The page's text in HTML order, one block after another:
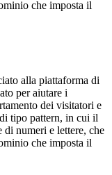
che imposta il
alla piattaforma di
per aiutare i
dei visitatori e
tipo pattern, in cui il
di numeri e lettere, che
che imposta il